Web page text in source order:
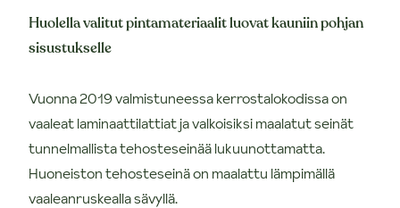
Huolella valitut pintamateriaalit luovat kauniin pohjan
sisustukselle
Vuonna 2019 valmistuneessa kerrostalokodissa on
vaaleat laminaattilattiat ja valkoisiksi maalatut seinät
tunnelmallista tehosteseinää lukuunottamatta.
Huoneiston tehosteseinä on maalattu lämpimällä
vaaleanruskealla sävyllä.